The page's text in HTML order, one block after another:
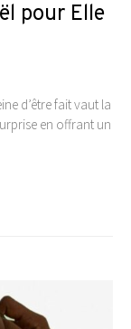
pour Elle
d’être fait vaut la
en offrant un